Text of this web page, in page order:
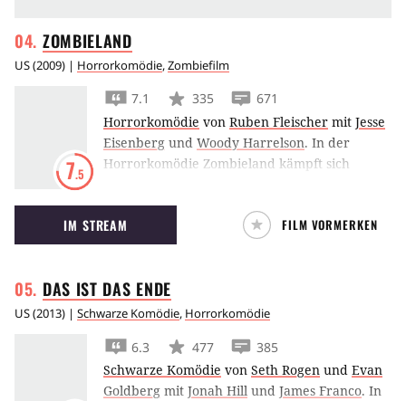
ZOMBIELAND
US(2009) | Horrorkomödie,Zombiefilm
7.5
7.1 335
671
Horrorkomödie von Ruben Fleischer mit Jesse
Eisenberg und Woody Harrelson. In der
Horrorkomödie Zombieland kämpft sich
Harrelson, Emma Stone und Abigail Breslin
durch das zombieverseuchte Amerika.
IM STREAM FILM VORMERKEN
DAS IST DAS ENDE
US(2013) | Schwarze Komödie, Horrorkomödie
6.3 477
385
Schwarze Komödie von Seth Rogen und Evan
Goldberg mit Jonah Hill und James Franco. In